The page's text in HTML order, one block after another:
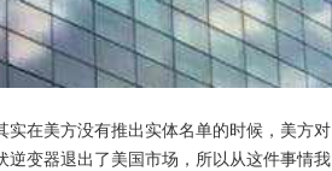
在美方没有推出实体名单的时候，美方对
变器退出了美国市场，所以从这件事情我